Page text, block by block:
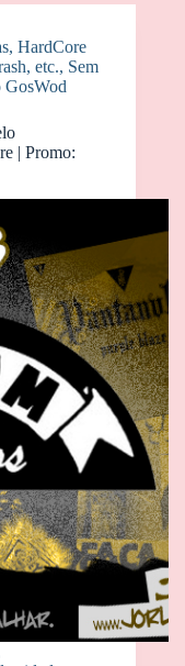
, HardCore
etc., Sem
GosWod
| Promo: